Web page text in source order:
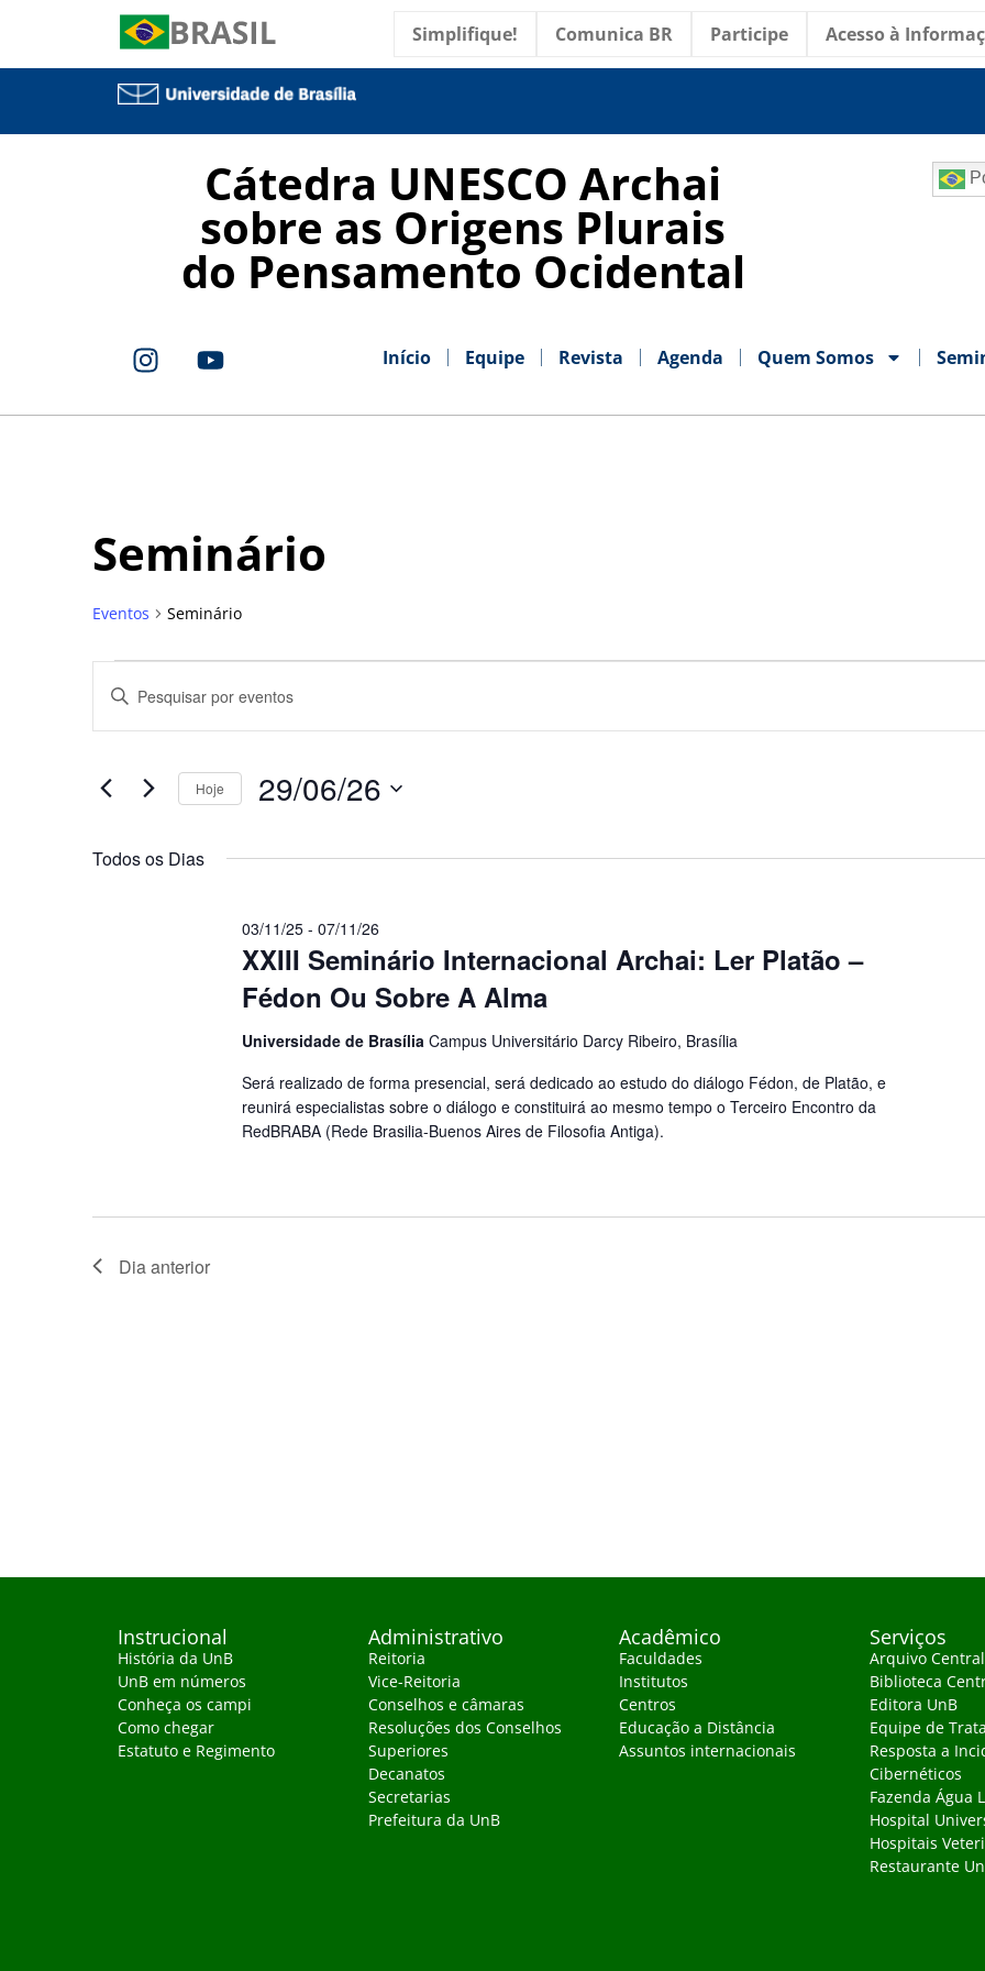
Simplifique! Comunica BR Participe Acesso à
Cátedra UNESCO Archai
sobre as Origens Plurais
do Pensamento Ocidental
Início Equipe Revista Agenda Quem Somos
Seminário
Eventos Seminário
Pesquisa
e
navegação
de
visuais
Digite
chave.
pela Hoje 29/06/26
data.
Todos os Dias
XXIII Seminário Internacional Archai: Ler Platão –
Fédon Ou Sobre A Alma
03/11/25- 07/11/26
Universidade de Brasília Campus Universitário Darcy Ribeiro, Brasília
Será realizado de forma presencial, será dedicado ao estudo do diálogo Fédon, de Platão, e
reunirá especialistas sobre o diálogo e constituirá ao mesmo tempo o Terceiro Encontro da
RedBRABA (Rede Brasilia-Buenos Aires de Filosofia Antiga).
Dia anterior
Instrucional
História da UnB
UnB em números
Conheça os campi
Como chegar
Estatuto e Regimento
Administrativo
Reitoria
Vice-Reitoria
Conselhos e câmaras
Resoluções dos Conselhos
Superiores
Decanatos
Secretarias
Prefeitura da UnB
Acadêmico
Faculdades
Institutos
Centros
Educação a Distância
Assuntos internacionais
Serviços
Arquivo Central
Biblioteca
Editora UnB
Equipe de
Resposta a
Cibernéticos
Fazenda Água
Hospital
Hospitais
Restaurante